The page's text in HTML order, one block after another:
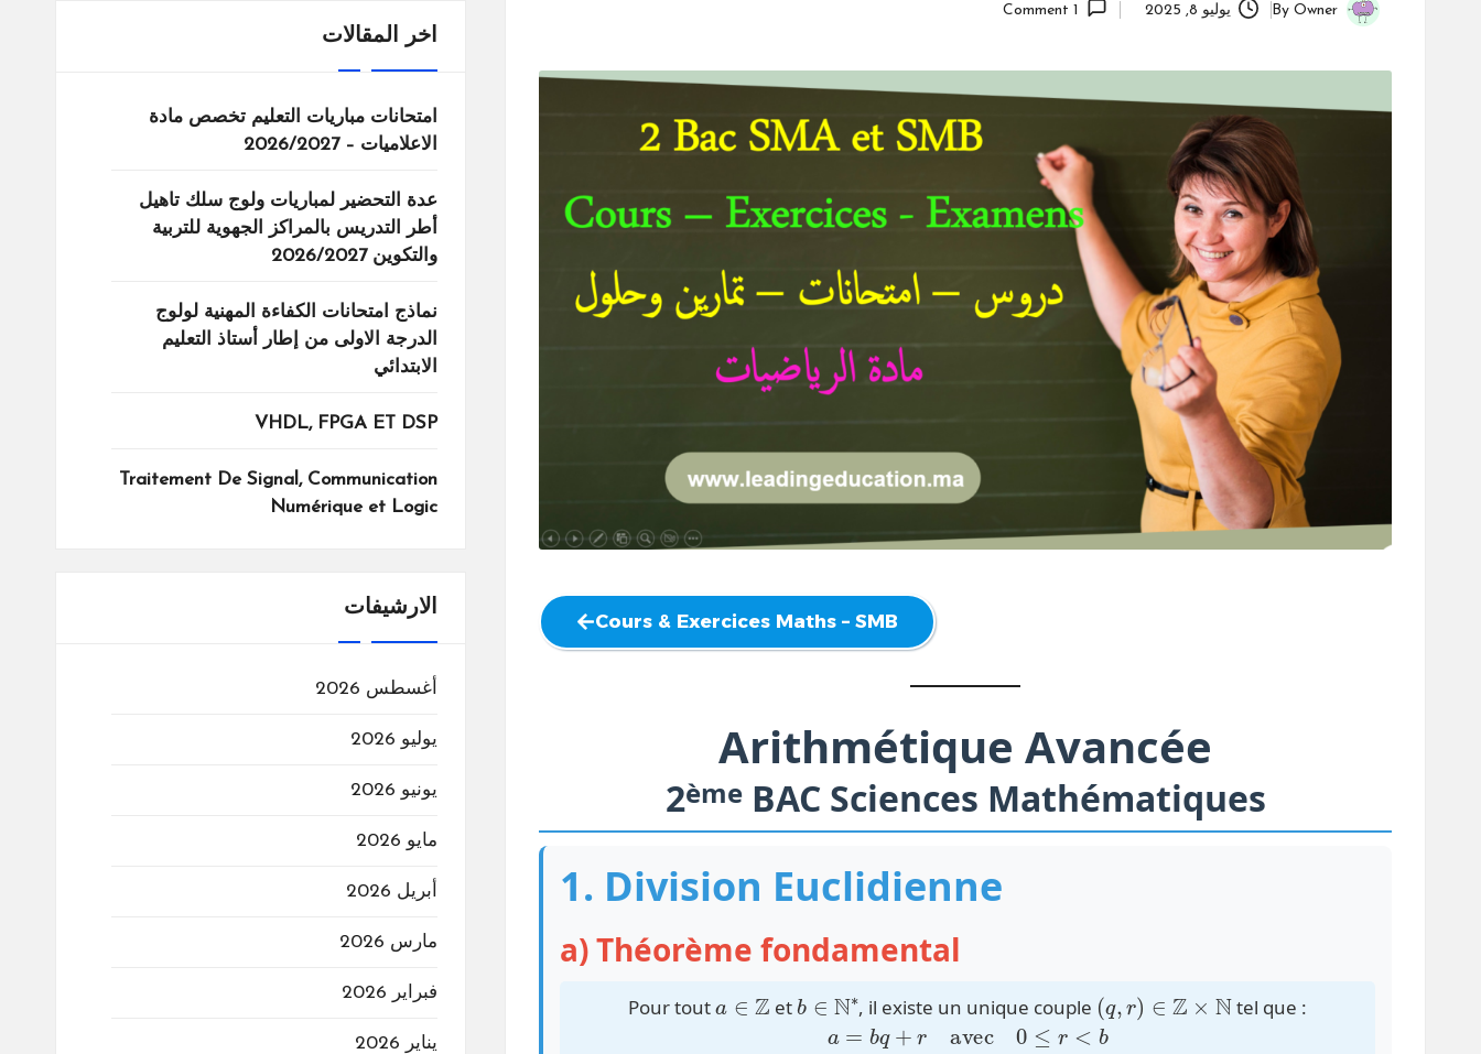
Posted
By Owner يوليو 8, 2025 1 Comment
Cours & Exercices Maths – SMB
Arithmétique Avancée
2èmeBAC Sciences Mathématiques
1. Division Euclidienne
a) Théorème fondamental
Pour tout et , il existe un unique couple
(q )
tel que :
a= b q +ravec0 ≤r<b
اخر المقالات
امتحانات مباريات التعليم تخصص مادة
الاعلاميات – 2026/2027
عدة التحضير لمباريات ولوج سلك تاهيل
أطر التدريس بالمراكز الجهوية للتربية
والتكوين 2026/2027
نماذج امتحانات الكفاءة المهنية لولوج
الدرجة الاولى من إطار أستاذ التعليم
الابتدائي
VHDL, FPGA ET DSP
Traitement De Signal, Communication
Numérique et Logic
الارشيفات
أغسطس 2026
يوليو 2026
يونيو 2026
مايو 2026
أبريل 2026
مارس 2026
فبراير 2026
يناير 2026